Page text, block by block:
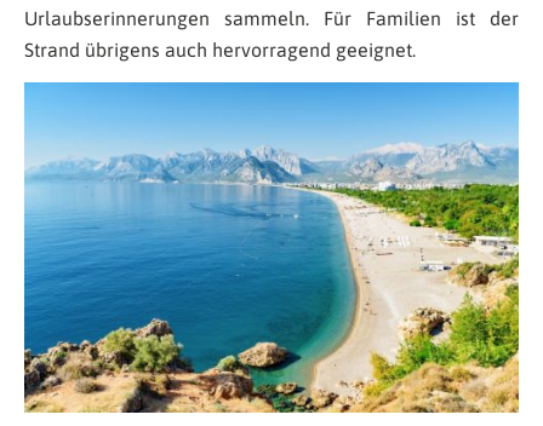
Urlaubserinnerungen sammeln. Für Familien ist der
Strand übrigens auch hervorragend geeignet.